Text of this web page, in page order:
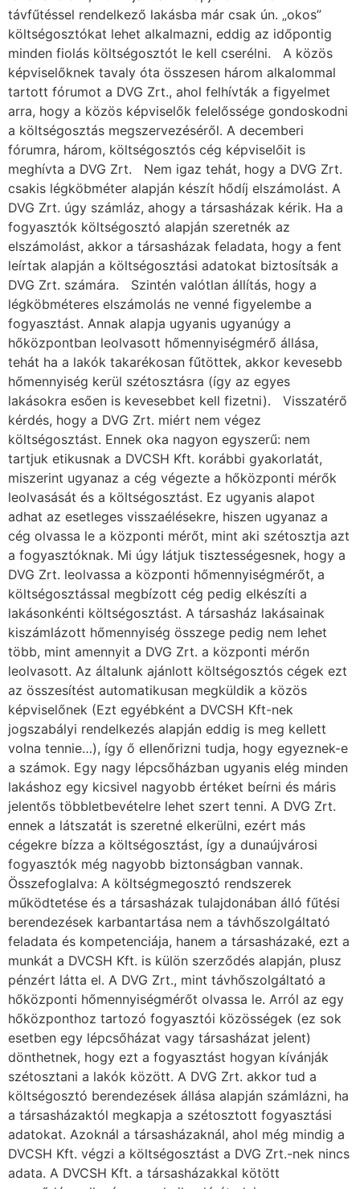
távfűtéssel rendelkező lakásba már csak ún. „okos”
költségosztókat lehet alkalmazni, eddig az időpontig
minden fiolás költségosztót le kell cserélni. A közös
képviselőknek tavaly óta összesen három alkalommal
tartott fórumot a DVG Zrt., ahol felhívták a figyelmet
arra, hogy a közös képviselők felelőssége gondoskodni
a költségosztás megszervezéséről. A decemberi
fórumra, három, költségosztós cég képviselőit is
meghívta a DVG Zrt. Nem igaz tehát, hogy a DVG Zrt.
csakis légköbméter alapján készít hődíj elszámolást. A
DVG Zrt. úgy számláz, ahogy a társasházak kérik. Ha a
fogyasztók költségosztó alapján szeretnék az
elszámolást, akkor a társasházak feladata, hogy a fent
leírtak alapján a költségosztási adatokat biztosítsák a
DVG Zrt. számára. Szintén valótlan állítás, hogy a
légköbméteres elszámolás ne venné figyelembe a
fogyasztást. Annak alapja ugyanis ugyanúgy a
hőközpontban leolvasott hőmennyiségmérő állása,
tehát ha a lakók takarékosan fűtöttek, akkor kevesebb
hőmennyiség kerül szétosztásra (így az egyes
lakásokra esően is kevesebbet kell fizetni). Visszatérő
kérdés, hogy a DVG Zrt. miért nem végez
költségosztást. Ennek oka nagyon egyszerű: nem
tartjuk etikusnak a DVCSH Kft. korábbi gyakorlatát,
miszerint ugyanaz a cég végezte a hőközponti mérők
leolvasását és a költségosztást. Ez ugyanis alapot
adhat az esetleges visszaélésekre, hiszen ugyanaz a
cég olvassa le a központi mérőt, mint aki szétosztja azt
a fogyasztóknak. Mi úgy látjuk tisztességesnek, hogy a
DVG Zrt. leolvassa a központi hőmennyiségmérőt, a
költségosztással megbízott cég pedig elkészíti a
lakásonkénti költségosztást. A társasház lakásainak
kiszámlázott hőmennyiség összege pedig nem lehet
több, mint amennyit a DVG Zrt. a központi mérőn
leolvasott. Az általunk ajánlott költségosztós cégek ezt
az összesítést automatikusan megküldik a közös
képviselőnek (Ezt egyébként a DVCSH Kft-nek
jogszabályi rendelkezés alapján eddig is meg kellett
volna tennie…), így ő ellenőrizni tudja, hogy egyeznek-e
a számok. Egy nagy lépcsőházban ugyanis elég minden
lakáshoz egy kicsivel nagyobb értéket beírni és máris
jelentős többletbevételre lehet szert tenni. A DVG Zrt.
ennek a látszatát is szeretné elkerülni, ezért más
cégekre bízza a költségosztást, így a dunaújvárosi
fogyasztók még nagyobb biztonságban vannak.
Összefoglalva: A költségmegosztó rendszerek
működtetése és a társasházak tulajdonában álló fűtési
berendezések karbantartása nem a távhőszolgáltató
feladata és kompetenciája, hanem a társasházaké, ezt a
munkát a DVCSH Kft. is külön szerződés alapján, plusz
pénzért látta el. A DVG Zrt., mint távhőszolgáltató a
hőközponti hőmennyiségmérőt olvassa le. Arról az egy
hőközponthoz tartozó fogyasztói közösségek (ez sok
esetben egy lépcsőházat vagy társasházat jelent)
dönthetnek, hogy ezt a fogyasztást hogyan kívánják
szétosztani a lakók között. A DVG Zrt. akkor tud a
költségosztó berendezések állása alapján számlázni, ha
a társasházaktól megkapja a szétosztott fogyasztási
adatokat. Azoknál a társasházaknál, ahol még mindig a
DVCSH Kft. végzi a költségosztást a DVG Zrt.-nek nincs
adata. A DVCSH Kft. a társasházakkal kötött